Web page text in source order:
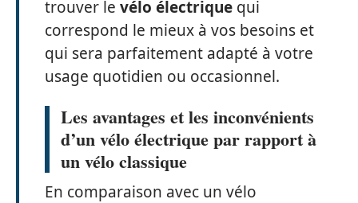
trouver le vélo électrique qui
correspond le mieux à vos besoins et
qui sera parfaitement adapté à votre
usage quotidien ou occasionnel.
Les avantages et les inconvénients
d’un vélo électrique par rapport à
un vélo classique
En comparaison avec un vélo